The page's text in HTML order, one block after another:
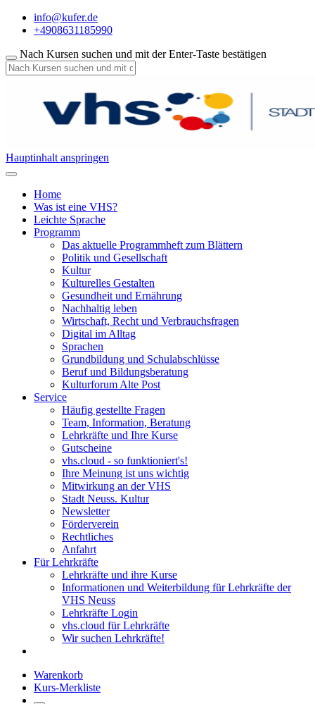
info@kufer.de
+4908631185990
Nach Kursen suchen und mit der Enter-Taste bestätigen
Hauptinhalt anspringen
Home
Was ist eine VHS?
Leichte Sprache
Programm
Das aktuelle Programmheft zum Blättern
Politik und Gesellschaft
Kultur
Kulturelles Gestalten
Gesundheit und Ernährung
Nachhaltig leben
Wirtschaft, Recht und Verbrauchsfragen
Digital im Alltag
Sprachen
Grundbildung und Schulabschlüsse
Beruf und Bildungsberatung
Kulturforum Alte Post
Service
Häufig gestellte Fragen
Team, Information, Beratung
Lehrkräfte und Ihre Kurse
Gutscheine
vhs.cloud - so funktioniert's!
Ihre Meinung ist uns wichtig
Mitwirkung an der VHS
Stadt Neuss. Kultur
Newsletter
Förderverein
Rechtliches
Anfahrt
Für Lehrkräfte
Lehrkräfte und ihre Kurse
Informationen und Weiterbildung für Lehrkräfte der
VHS Neuss
Lehrkräfte Login
vhs.cloud für Lehrkräfte
Wir suchen Lehrkräfte!
Warenkorb
Kurs-Merkliste